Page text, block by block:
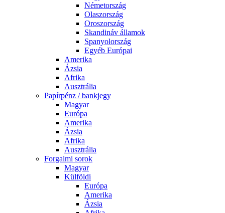
Németország
Olaszország
Oroszország
Skandináv államok
Spanyolország
Egyéb Európai
Amerika
Ázsia
Afrika
Ausztrália
Papírpénz / bankjegy
Magyar
Európa
Amerika
Ázsia
Afrika
Ausztrália
Forgalmi sorok
Magyar
Külföldi
Európa
Amerika
Ázsia